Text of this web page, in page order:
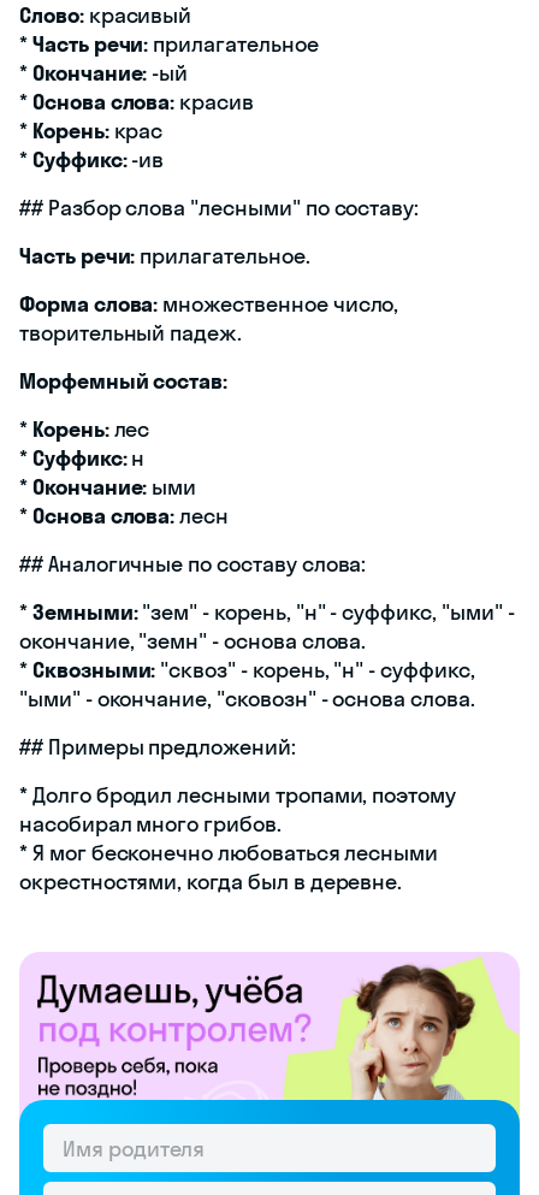
Слово:красивый
*Часть речи: прилагательное
*Окончание: -ый
*Основа слова: красив
* Корень:крас
*Суффикс:-ив
## Разбор слова "лесными" по составу:
Часть речи: прилагательное.
Форма слова: множественное число,
творительный падеж.
Морфемный состав:
* Корень:лес
*Суффикс:н
*Окончание: ыми
*Основа слова:лесн
## Аналогичные по составу слова:
*Земными:"зем" - корень, "н" - суффикс, "ыми" -
окончание, "земн" - основа слова.
*Сквозными: "сквоз" - корень, "н" - суффикс,
"ыми" - окончание, "сковозн" - основа слова.
## Примеры предложений:
* Долго бродил лесными тропами, поэтому
насобирал много грибов.
* Я мог бесконечно любоваться лесными
окрестностями, когда был в деревне.